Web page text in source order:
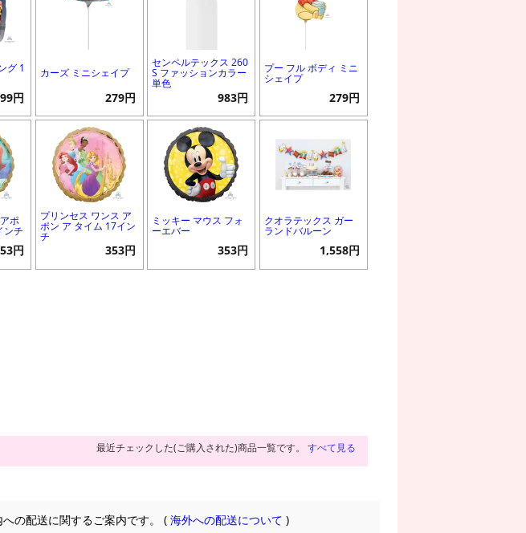
グ 1
円
カーズ ミニシェイプ
279円
センペルテックス 260
S ファッションカラー
単色
983円
プー フル ボディ ミニ
シェイプ
279円
ポ
ンチ
円
プリンセス ワンス ア
ポン ア タイム 17イン
チ
353円
ミッキー マウス フォ
ーエバー
353円
クオラテックス ガー
ランドバルーン
1,558円
最近チェックした(ご購入された)商品一覧です。 すべて見る
への配送に関するご案内です。 (海外への配送について )